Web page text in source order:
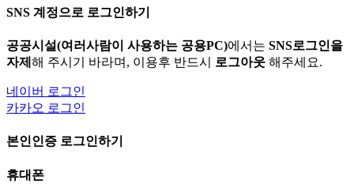
SNS 계정으로 로그인하기
공공시설(여러사람이 사용하는 공용PC)에서는 SNS로그인을
자제 해 주시기 바라며, 이용후 반드시 로그아웃 해주세요.
네이버 로그인
카카오 로그인
본인인증 로그인하기
휴대폰